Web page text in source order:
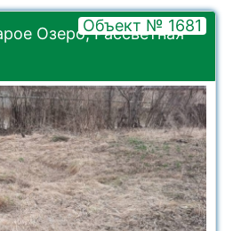
Озеро, Рассветная
Объект № 1681